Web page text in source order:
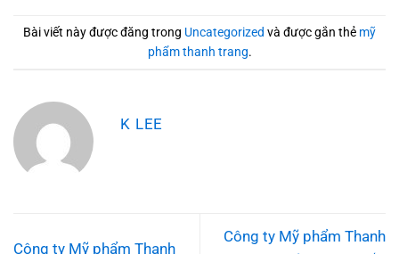
Bài viết này được đăng trong Uncategorized và được gắn thẻ mỹ
phẩm thanh trang.
K LEE
Công ty Mỹ phẩm Thanh
Công ty Mỹ phẩm Thanh